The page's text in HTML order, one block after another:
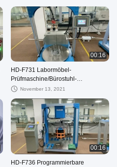
00:16
HD-F731 Labormöbel-
Prüfmaschine/Bürostuhl-
Rotationsprüfgerät
November 13, 2021
00:16
HD-F736 Programmierbare